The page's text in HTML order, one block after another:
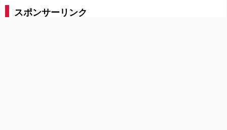
スポンサーリンク